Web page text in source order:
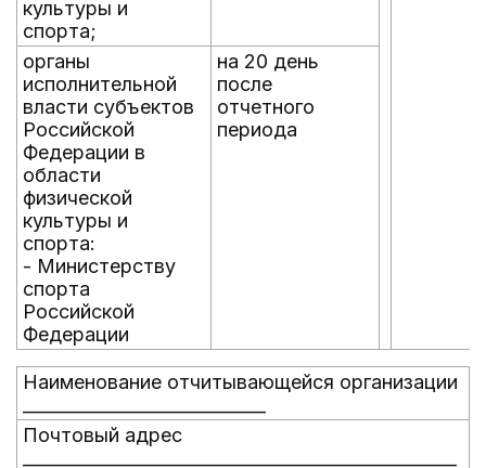
культуры и
спорта;
органы
исполнительной
власти субъектов
Российской
Федерации в
области
физической
культуры и
спорта:
- Министерству
спорта
Российской
Федерации
на 20 день
после
отчетного
периода
Наименование отчитывающейся организации
Почтовый адрес